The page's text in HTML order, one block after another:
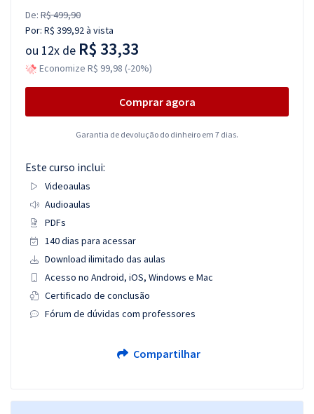
De: R$ 499,90
Por: R$ 399,92à vista
ou 12x de R$ 33,33
Economize R$ 99,98 (-20%)
Comprar agora
Garantia de devolução do dinheiro em 7 dias.
Este curso inclui:
Videoaulas
Audioaulas
PDFs
140 dias para acessar
Download ilimitado das aulas
Acesso no Android, iOS, Windows e Mac
Certificado de conclusão
Fórum de dúvidas com professores
Compartilhar